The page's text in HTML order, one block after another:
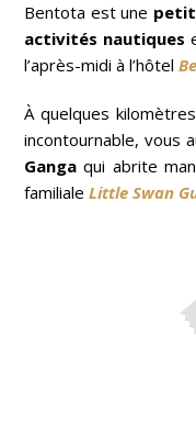
Bentota est une
activités nautiques
l’après-midi à l’hôtel
À quelques
incontournable, vous
Ganga qui abrite
familiale Little Swan